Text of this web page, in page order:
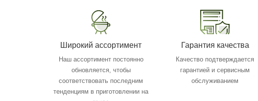
Широкий ассортимент
Наш ассортимент постоянно
обновляется, чтобы
соответствовать последним
тенденциям в приготовлении на
Гарантия качества
Качество подтверждается
гарантией и сервисным
обслуживанием